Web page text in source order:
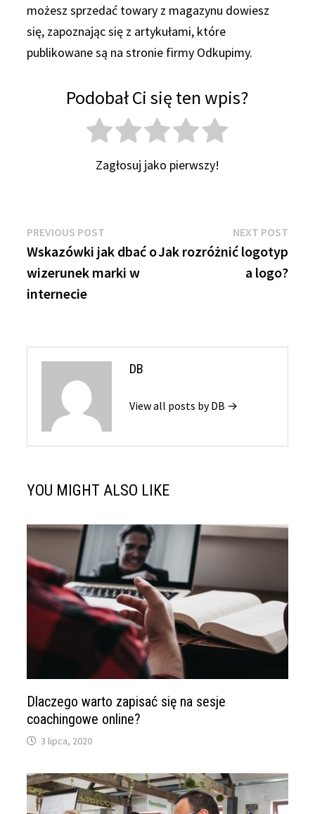
możesz sprzedać towary z magazynu dowiesz
się, zapoznając się z artykułami, które
publikowane są na stronie firmy Odkupimy.
Podobał Ci się ten wpis?
Zagłosuj jako pierwszy!
Nawigacja
wpisu
PREVIOUS POST
post:
Wskazówki jak dbać o
wizerunek marki w
internecie
NEXT POSTNext
post:
Jak rozróżnić logotyp
a logo?
DB
View all posts by DB →
YOU MIGHT ALSO LIKE
Dlaczego warto zapisać się na sesje
coachingowe online?
3 lipca, 2020